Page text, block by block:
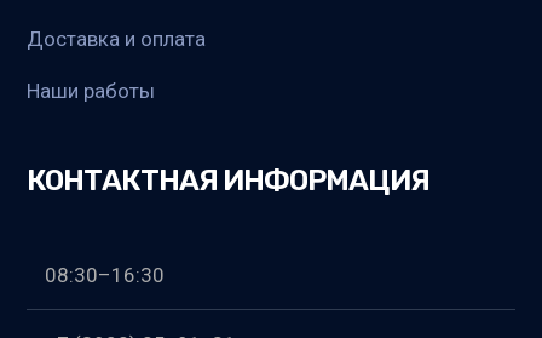
Доставка и оплата
Наши работы
КОНТАКТНАЯ ИНФОРМАЦИЯ
08:30–16:30